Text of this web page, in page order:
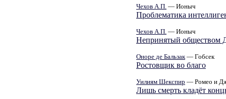
Чехов А.П. — Ионыч
Проблематика
Чехов А.П. — Ионыч
Непринятый обществом
Оноре де Бальзак— Гобсек
Ростовщик во благо
Уилиям Шекспир — Ромео и
Лишь смерть кладёт